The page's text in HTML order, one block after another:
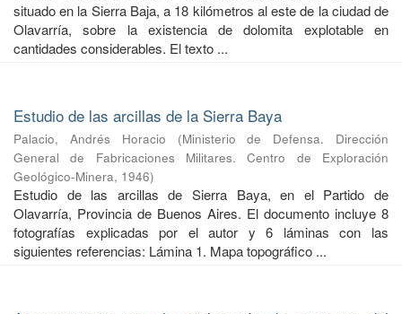
situado en la Sierra Baja, a 18 kilómetros al este de la ciudad de
Olavarría, sobre la existencia de dolomita explotable en
cantidades considerables. El texto ...
Estudio de las arcillas de la Sierra Baya
Palacio, Andrés Horacio (Ministerio de Defensa. Dirección
General de Fabricaciones Militares. Centro de Exploración
Geológico-Minera, 1946)
Estudio de las arcillas de Sierra Baya, en el Partido de
Olavarría, Provincia de Buenos Aires. El documento incluye 8
fotografías explicadas por el autor y 6 láminas con las
siguientes referencias: Lámina 1. Mapa topográfico ...